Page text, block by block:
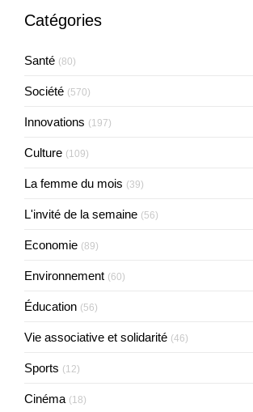
Catégories
Santé (80)
Société (570)
Innovations (197)
Culture (109)
La femme du mois (39)
L'invité de la semaine (56)
Economie (89)
Environnement (60)
Éducation (56)
Vie associative et solidarité (46)
Sports (12)
Cinéma (18)